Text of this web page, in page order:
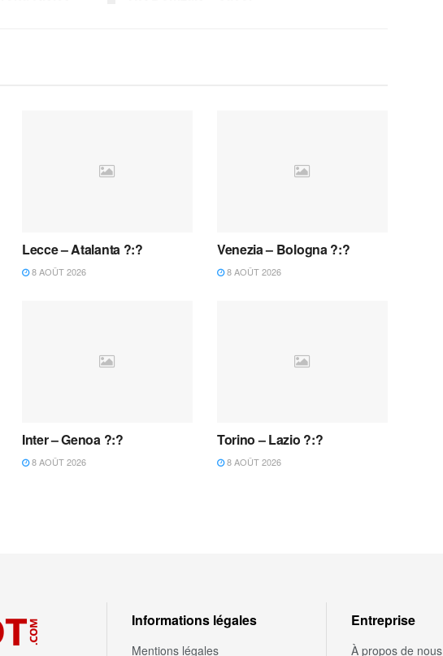
Lecce – Atalanta ?:?
8 AOÛT 2026
Venezia – Bologna ?:?
8 AOÛT 2026
Inter – Genoa ?:?
8 AOÛT 2026
Torino – Lazio ?:?
8 AOÛT 2026
Informations légales
Mentions légales
Entreprise
À propos de nous